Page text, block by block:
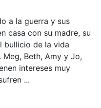
a la guerra y sus
casa con su madre, su
bullicio de la vida
Meg, Beth, Amy y Jo,
intereses muy
...